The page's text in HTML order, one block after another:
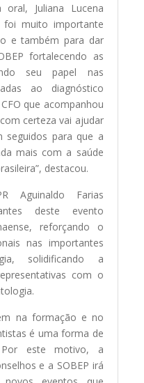
Juliana Lucena
foi muito importante
e também para dar
fortalecendo as
seu papel nas
ao diagnóstico
que acompanhou
certeza vai ajudar
seguidos para que a
mais com a saúde
destacou.
Aguinaldo Farias
deste evento
reforçando o
nas importantes
solidificando a
com o
na formação e no
é uma forma de
Por este motivo, a
e a SOBEP irá